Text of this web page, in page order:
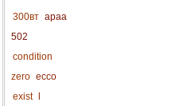
300вт apaa
502
condition
zero ecco
exist